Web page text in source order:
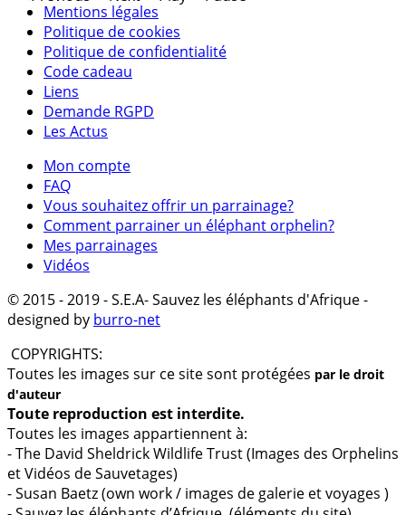
Mentions légales
Politique de cookies
Politique de confidentialité
Code cadeau
Liens
Demande RGPD
Les Actus
Mon compte
FAQ
Vous souhaitez offrir un parrainage?
Comment parrainer un éléphant orphelin?
Mes parrainages
Vidéos
© 2015 - 2019- S.E.A- Sauvez les éléphants d'Afrique -
designed by burro-net
COPYRIGHTS:
Toutes les images sur ce site sont protégées par le droit
d'auteur
Toute reproduction est interdite.
Toutes les images appartiennent à:
- The David Sheldrick Wildlife Trust (Images des Orphelins
et Vidéos de Sauvetages)
- Susan Baetz (own work / images de galerie et voyages )